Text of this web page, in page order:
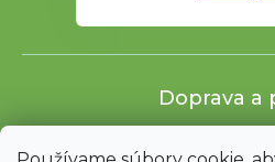
Doprava a